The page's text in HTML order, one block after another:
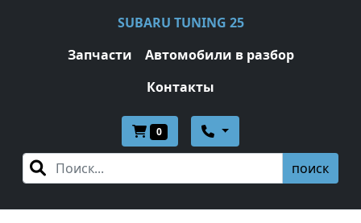
SUBARU TUNING 25
Запчасти
Автомобили в разбор
Контакты
0
поиск